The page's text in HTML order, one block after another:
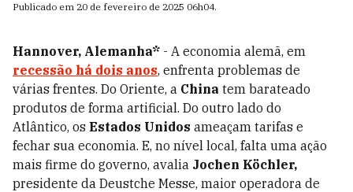
Publicado em 20 de fevereiro de 2025 06h04.
Hannover, Alemanha* - A economia alemã, em
recessão há dois anos, enfrenta problemas de
várias frentes. Do Oriente, a China tem barateado
produtos de forma artificial. Do outro lado do
Atlântico, os Estados Unidos ameaçam tarifas e
fechar sua economia. E, no nível local, falta uma ação
mais firme do governo, avalia Jochen Köchler,
presidente da Deustche Messe, maior operadora de